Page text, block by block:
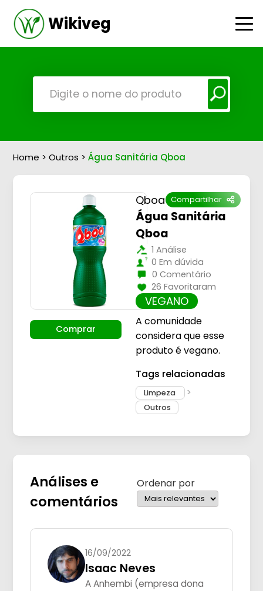
Wikiveg
Home >Outros >Água Sanitária Qboa
Compartilhar
Comprar
Qboa
Água Sanitária
Qboa
1 Análise
0 Em dúvida
0 Comentário
26 Favoritaram
VEGANO
A comunidade
considera que esse
produto é vegano.
Tags relacionadas
Limpeza
Outros
Análises e
comentários
Ordenar por
16/09/2022
Isaac Neves
A Anhembi (empresa dona